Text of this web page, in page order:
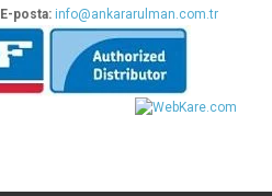
E-posta: info@ankararulman.com.tr